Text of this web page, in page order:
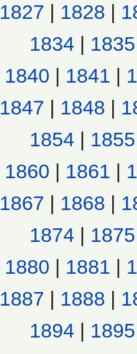
1827
1828
1834
1835
1840 1841
1847
1848
1854
1855
1860 1861
1867
1868
1874
1875
1880 1881
1887
1888
1894
1895